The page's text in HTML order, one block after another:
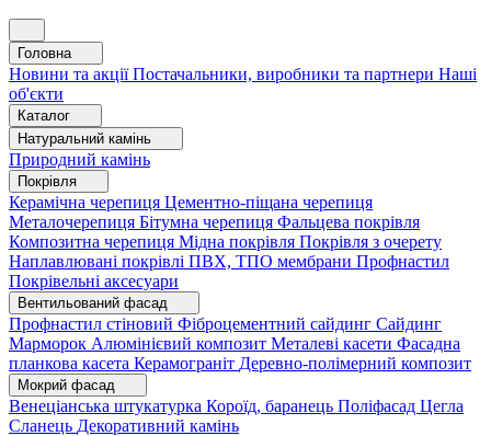
Головна
Новини та акціїПостачальники, виробники та партнери Наші
об'єкти
Каталог
Натуральний камінь
Природний камінь
Покрівля
Керамічна черепиця Цементно-піщана черепиця
Металочерепиця Бітумна черепиця Фальцева покрівля
Композитна черепиця Мідна покрівля Покрівля з очерету
Наплавлювані покрівлі ПВХ, ТПО мембрани Профнастил
Покрівельні аксесуари
Вентильований фасад
Профнастил стіновий Фіброцементний сайдинг Сайдинг
Марморок Алюмінієвий композит Металеві касети Фасадна
планкова касета Керамограніт Деревно-полімерний композит
Мокрий фасад
Венеціанська штукатурка Короїд, баранець Поліфасад Цегла
Сланець Декоративний камінь